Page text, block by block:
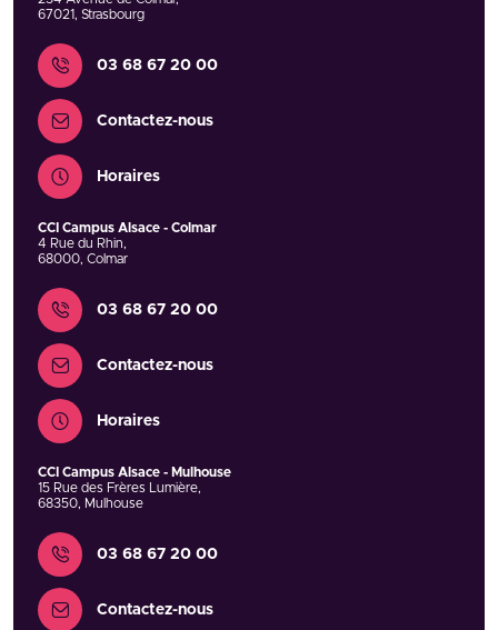
67021, Strasbourg
Contact
03 68 67 20 00
Contactez-nous
Horaires
CCI Campus Alsace - Colmar
4 Rue du Rhin,
68000, Colmar
Contact
03 68 67 20 00
Contactez-nous
Horaires
CCI Campus Alsace - Mulhouse
15 Rue des Frères Lumière,
68350, Mulhouse
Contact
03 68 67 20 00
Contactez-nous